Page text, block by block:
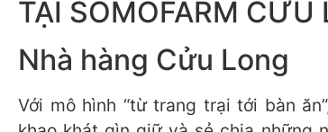
TẠI SOMOFARM CỬU
Nhà hàng Cửu Long
Với mô hình “từ trang trại tới bàn